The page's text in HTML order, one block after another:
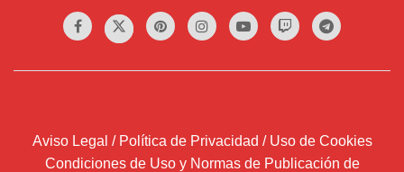
Aviso Legal / Política de Privacidad / Uso de Cookies
Condiciones de Uso y Normas de Publicación de